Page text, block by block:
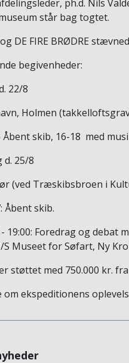
ph.d. Nils
står bag togtet.
DE FIRE BRØDRE
begivenheder:
22/8
Holmen
Åbent skib, 16-18 med
d. 25/8
(ved Træskibsbroen i
Åbent skib.
- 19:00: Foredrag og debat
S Museet for Søfart, Ny
støttet med 750.000 kr.
om ekspeditionens